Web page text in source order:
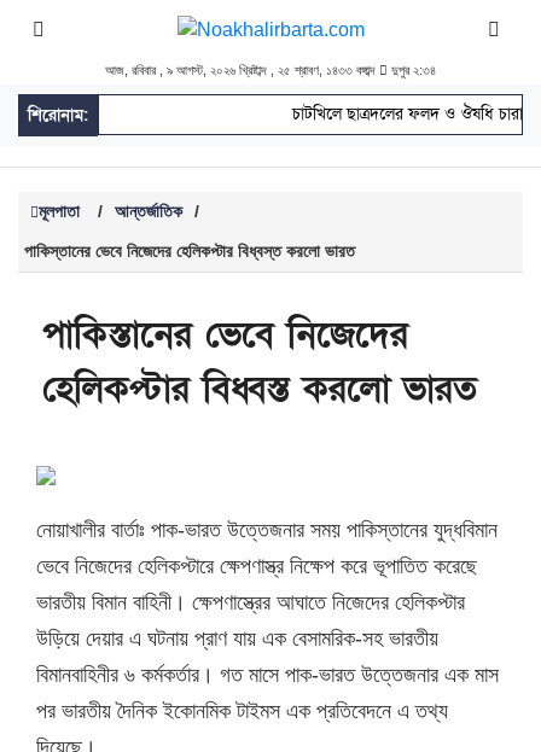
আজ, রবিবার , ৯ আগস্ট, ২০২৬ খ্রিষ্টাব্দ , ২৫ শ্রাবণ, ১৪৩৩ বঙ্গাব্দ দুপুর ২:৩৪
শিরোনাম: চাটখিলে ছাত্রদলের ফলদ ও ঔষধি চারা
মূলপাতা / আন্তর্জাতিক /
পাকিস্তানের ভেবে নিজেদের হেলিকপ্টার বিধ্বস্ত করলো ভারত
পাকিস্তানের ভেবে নিজেদের
হেলিকপ্টার বিধ্বস্ত করলো ভারত
নোয়াখালীর বার্তাঃ পাক-ভারত উত্তেজনার সময় পাকিস্তানের যুদ্ধবিমান
ভেবে নিজেদের হেলিকপ্টারে ক্ষেপণাস্ত্র নিক্ষেপ করে ভূপাতিত করেছে
ভারতীয় বিমান বাহিনী। ক্ষেপণাস্ত্রের আঘাতে নিজেদের হেলিকপ্টার
উড়িয়ে দেয়ার এ ঘটনায় প্রাণ যায় এক বেসামরিক-সহ ভারতীয়
বিমানবাহিনীর ৬ কর্মকর্তার। গত মাসে পাক-ভারত উত্তেজনার এক মাস
পর ভারতীয় দৈনিক ইকোনমিক টাইমস এক প্রতিবেদনে এ তথ্য
দিয়েছে।